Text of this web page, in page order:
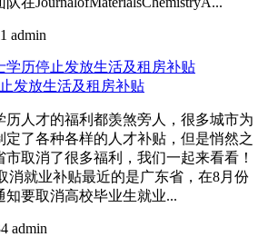
admin
发放生活及租房补贴
历人才的福利都羡煞旁人，很多城市为
定了各种各样的人才补贴，但是悄然之
市取消了很多福利，我们一起来看看！
消就业补贴最近的是广东省，在8月份
知要取消高校毕业生就业...
admin